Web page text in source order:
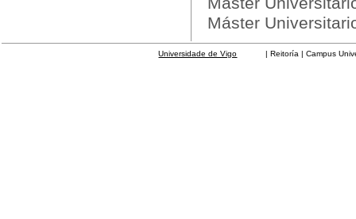
Máster
Universidade de Vigo | Reitoría | Campus